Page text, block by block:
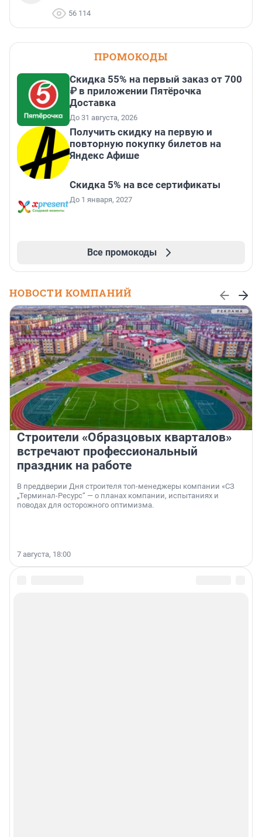
56 114
ПРОМОКОДЫ
Скидка 55% на первый заказ от 700
₽ в приложении Пятёрочка
Доставка
До 31 августа, 2026
Получить скидку на первую и
повторную покупку билетов на
Яндекс Афише
Скидка 5% на все сертификаты
До 1 января, 2027
Все промокоды
НОВОСТИ КОМПАНИЙ
Строители «Образцовых кварталов»
встречают профессиональный
праздник на работе
В преддверии Дня строителя топ-менеджеры компании «СЗ
„Терминал-Ресурс“ — о планах компании, испытаниях и
поводах для осторожного оптимизма.
7 августа, 18:00